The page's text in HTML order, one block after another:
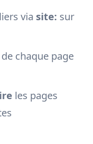
via site: sur
chaque page
les pages